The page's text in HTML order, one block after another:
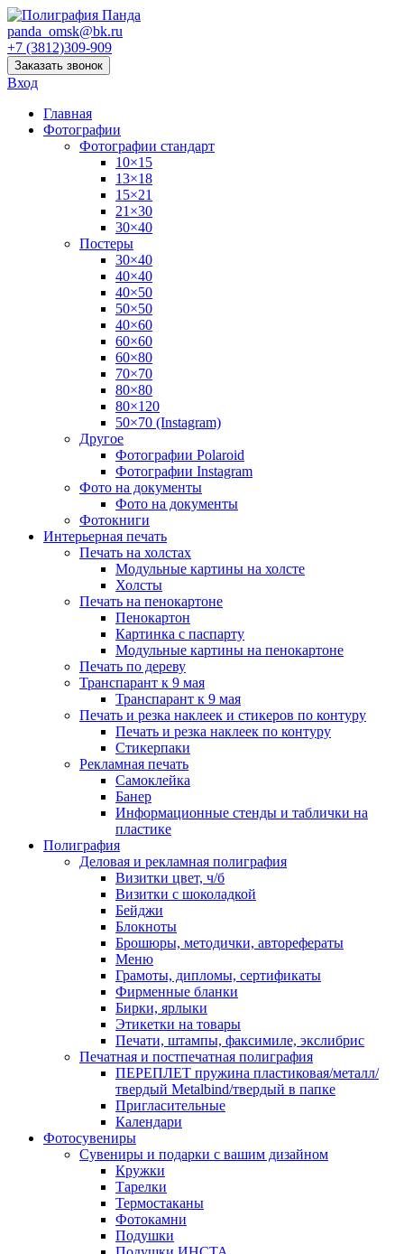
panda_omsk@bk.ru
+7 (3812)309-909
Заказать звонок
Вход
Главная
Фотографии
Фотографии стандарт
10×15
13×18
15×21
21×30
30×40
Постеры
30×40
40×40
40×50
50×50
40×60
60×60
60×80
70×70
80×80
80×120
50×70 (Instagram)
Другое
Фотографии Polaroid
Фотографии Instagram
Фото на документы
Фото на документы
Фотокниги
Интерьерная печать
Печать на холстах
Модульные картины на холсте
Холсты
Печать на пенокартоне
Пенокартон
Картинка с паспарту
Модульные картины на пенокартоне
Печать по дереву
Транспарант к 9 мая
Транспарант к 9 мая
Печать и резка наклеек и стикеров по контуру
Печать и резка наклеек по контуру
Стикерпаки
Рекламная печать
Самоклейка
Банер
Информационные стенды и таблички на
пластике
Полиграфия
Деловая и рекламная полиграфия
Визитки цвет, ч/б
Визитки с шоколадкой
Бейджи
Блокноты
Брошюры, методички, авторефераты
Меню
Грамоты, дипломы, сертификаты
Фирменные бланки
Бирки, ярлыки
Этикетки на товары
Печати, штампы, факсимиле, экслибрис
Печатная и постпечатная полиграфия
ПЕРЕПЛЕТ пружина пластиковая/металл/
твердый Metalbind/твердый в папке
Пригласительные
Календари
Фотосувениры
Сувениры и подарки с вашим дизайном
Кружки
Тарелки
Термостаканы
Фотокамни
Подушки